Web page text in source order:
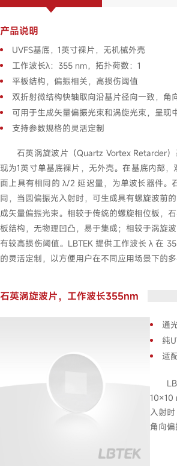
产品说明
UVFS基底，1英寸裸片，无机械外壳
工作波长λ：355 nm，拓扑荷数：1
平板结构，偏振相关，高损伤阈值
双折射微结构快轴取向沿基片径向一致，角
可用于生成矢量偏振光束和涡旋光束，呈现
支持参数规格的灵活定制
石英涡旋波片（Quartz Vortex Retarder
现为1英寸单基底裸片，无外壳。在基底内部
面上具有相同的 λ/2 延迟量，为单波长器件
同，当圆偏振光入射时，可生成具有螺旋波前
成矢量偏振光束。相较于传统的螺旋相位板，
板结构，无物理凹凸，易于集成；相较于涡旋
有较高损伤阈值。LBTEK 提供工作波长 λ 在
的灵活定制，以方便用户在不同应用场景下的多
石英涡旋波片，工作波长355nm
通
纯
适
10×10
入射
角向偏